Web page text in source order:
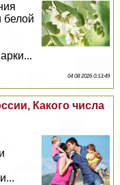
белой
04 08 2026 0:13:49
Какого числа